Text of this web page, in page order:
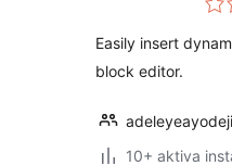
Easily insert
block editor.
adeleyeayodeji
10+ aktiva